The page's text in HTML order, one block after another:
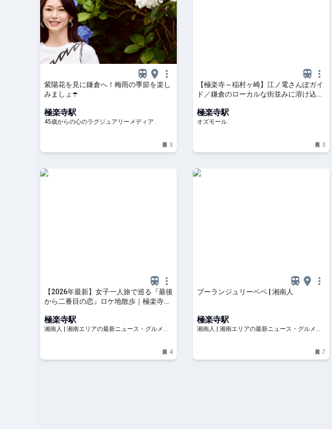
紫陽花を見に鎌倉へ！梅雨の季節を楽し
みましょ☂️
極楽寺駅
45歳からの心のラグジュアリーメディア
3
【極楽寺～稲村ヶ崎】江ノ電さんぽガイ
ド／鎌倉のローカルな街並みに溶け込
極楽寺駅
オズモール
3
【2026年最新】女子一人旅で巡る『最後
から二番目の恋』ロケ地散歩｜極楽寺〜
湘南人
極楽寺駅
湘南人 | 湘南エリアの最新ニュース・グルメ・
4
ブーランジュリーベベ | 湘南人
極楽寺駅
湘南人 | 湘南エリアの最新ニュース・グルメ・
7